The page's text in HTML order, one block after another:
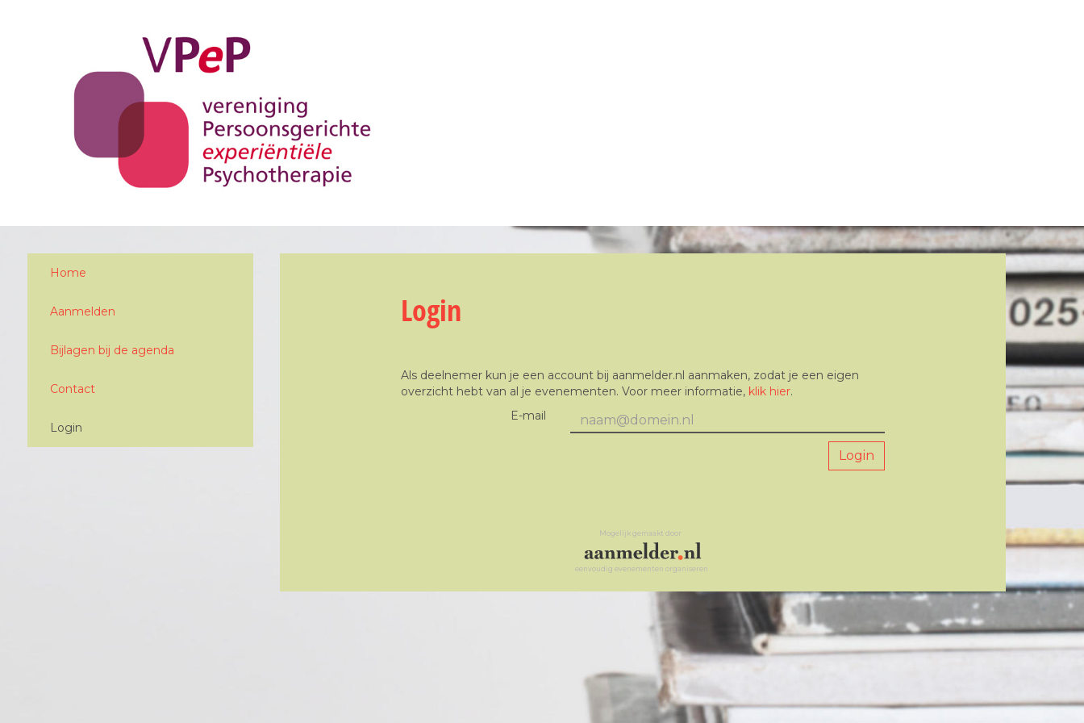
Home
Aanmelden
Bijlagen bij de agenda
Contact
Login
Login
Als deelnemer kun je een account bij aanmelder.nl aanmaken, zodat je een eigen
overzicht hebt van al je evenementen. Voor meer informatie, klik hier.
E-mail
Login
Mogelijk gemaakt door
eenvoudig evenementen organiseren